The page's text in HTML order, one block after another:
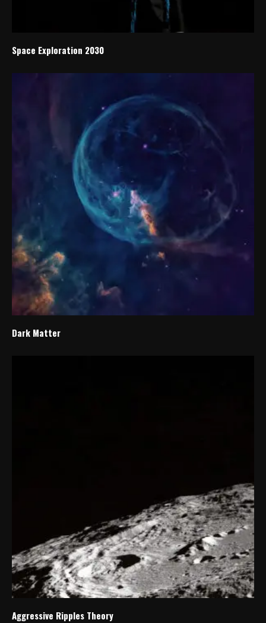
Space Exploration 2030
Dark Matter
Aggressive Ripples Theory